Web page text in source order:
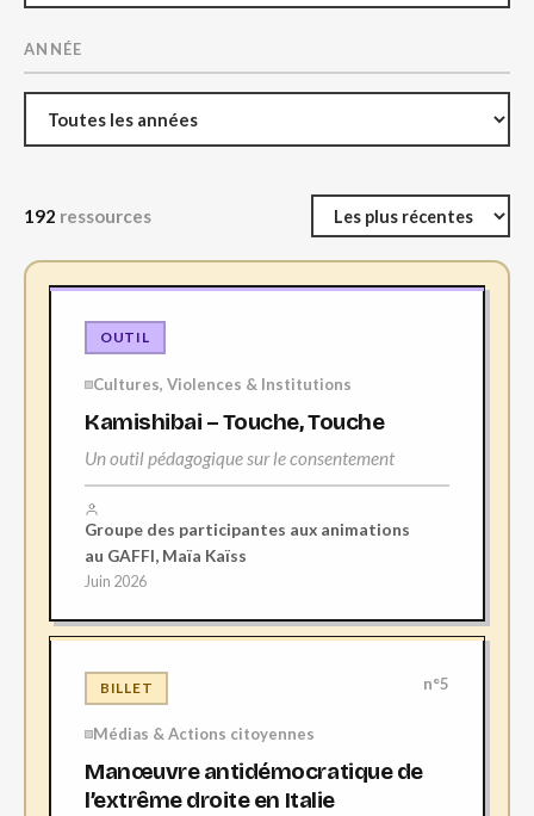
ANNÉE
192 ressources
OUTIL
Cultures, Violences & Institutions
Kamishibai – Touche, Touche
Un outil pédagogique sur le consentement
Groupe des participantes aux animations
au GAFFI, Maïa Kaïss
Juin 2026
BILLET n°5
Médias & Actions citoyennes
Manœuvre antidémocratique de
l’extrême droite en Italie